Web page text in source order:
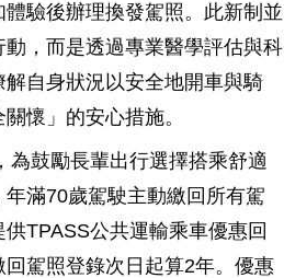
驗後辦理換發駕照。此新制並
，而是透過專業醫學評估與科
自身狀況以安全地開車與騎
懷」的安心措施。
為鼓勵長輩出行選擇搭乘舒適
滿70歲駕駛主動繳回所有駕
TPASS公共運輸乘車優惠回
駕照登錄次日起算2年。優惠